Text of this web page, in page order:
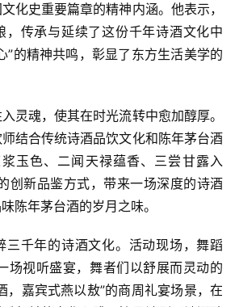
化史重要篇章的精神内涵。他表示，
，传承与延续了这份千年诗酒文化中
”的精神共鸣，彰显了东方生活美学的
灵魂，使其在时光流转中愈加醇厚。
结合传统诗酒品饮文化和陈年茅台酒
玉色、二闻天禄蕴香、三尝甘露入
创新品鉴方式，带来一场深度的诗酒
陈年茅台酒的岁月之味。
三千年的诗酒文化。活动现场，舞蹈
场视听盛宴，舞者们以舒展而灵动的
，嘉宾式燕以敖”的商周礼宴场景，在